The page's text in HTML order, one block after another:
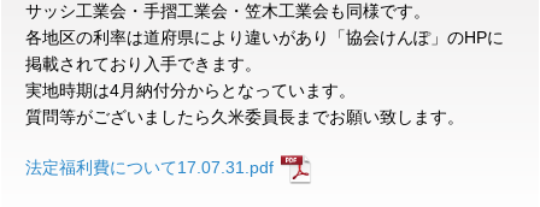
サッシ工業会・手摺工業会・笠木工業会も同様です。
各地区の利率は道府県により違いがあり「協会けんぽ」のHPに
掲載されており入手できます。
実地時期は4月納付分からとなっています。
質問等がございましたら久米委員長までお願い致します。
法定福利費について17.07.31.pdf